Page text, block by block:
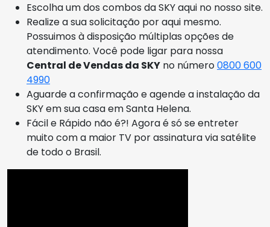
Escolha um dos combos da SKY aqui no nosso site.
Realize a sua solicitação por aqui mesmo.
Possuimos à disposição múltiplas opções de
atendimento. Você pode ligar para nossa
Central de Vendas da SKY no número0800 600
4990
Aguarde a confirmação e agende a instalação da
SKY em sua casa em Santa Helena.
Fácil e Rápido não é?! Agora é só se entreter
muito com a maior TV por assinatura via satélite
de todo o Brasil.